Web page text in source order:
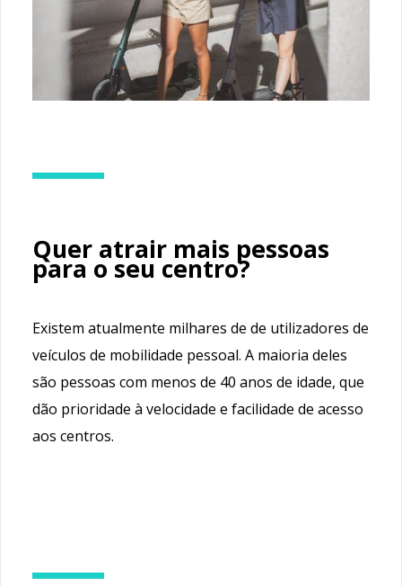
Quer atrair mais pessoas
para o seu centro?
Existem atualmente milhares de de utilizadores de
veículos de mobilidade pessoal. A maioria deles
são pessoas com menos de 40 anos de idade, que
dão prioridade à velocidade e facilidade de acesso
aos centros.